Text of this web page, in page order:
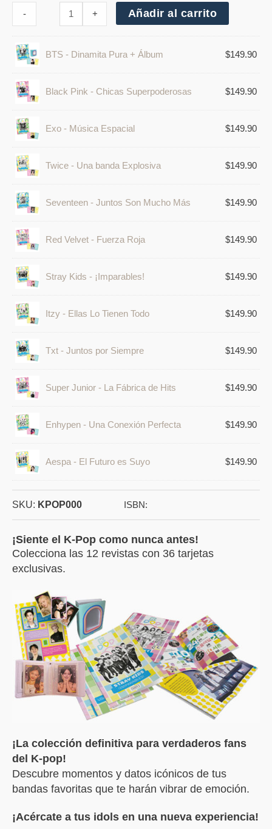
Serie
K-
POP
- + Añadir al carrito
BTS - Dinamita Pura + Álbum $149.90
Black Pink - Chicas Superpoderosas $149.90
Exo - Música Espacial $149.90
Twice - Una banda Explosiva $149.90
Seventeen - Juntos Son Mucho Más $149.90
Red Velvet - Fuerza Roja $149.90
Stray Kids - ¡Imparables! $149.90
Itzy - Ellas Lo Tienen Todo $149.90
Txt - Juntos por Siempre $149.90
Super Junior - La Fábrica de Hits $149.90
Enhypen - Una Conexión Perfecta $149.90
Aespa - El Futuro es Suyo $149.90
SKU: KPOP000 ISBN:
¡Siente el K-Pop como nunca antes!
Colecciona las 12 revistas con 36 tarjetas
exclusivas.
¡La colección definitiva para verdaderos fans
del K-pop!
Descubre momentos y datos icónicos de tus
bandas favoritas que te harán vibrar de emoción.
¡Acércate a tus idols en una nueva experiencia!